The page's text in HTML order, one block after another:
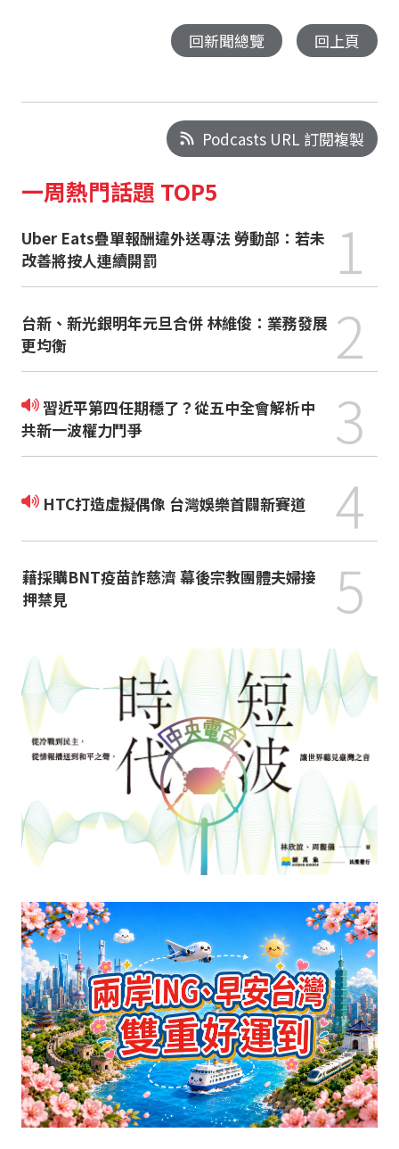
回新聞總覽 回上頁
Podcasts URL 訂閱複製
一周熱門話題 TOP5
Uber Eats疊單報酬違外送專法 勞動部：若未
改善將按人連續開罰
1
台新、新光銀明年元旦合併 林維俊：業務發展
更均衡
2
習近平第四任期穩了？從五中全會解析中
共新一波權力鬥爭
3
HTC打造虛擬偶像 台灣娛樂首闢新賽道 4
藉採購BNT疫苗詐慈濟 幕後宗教團體夫婦接
押禁見
5